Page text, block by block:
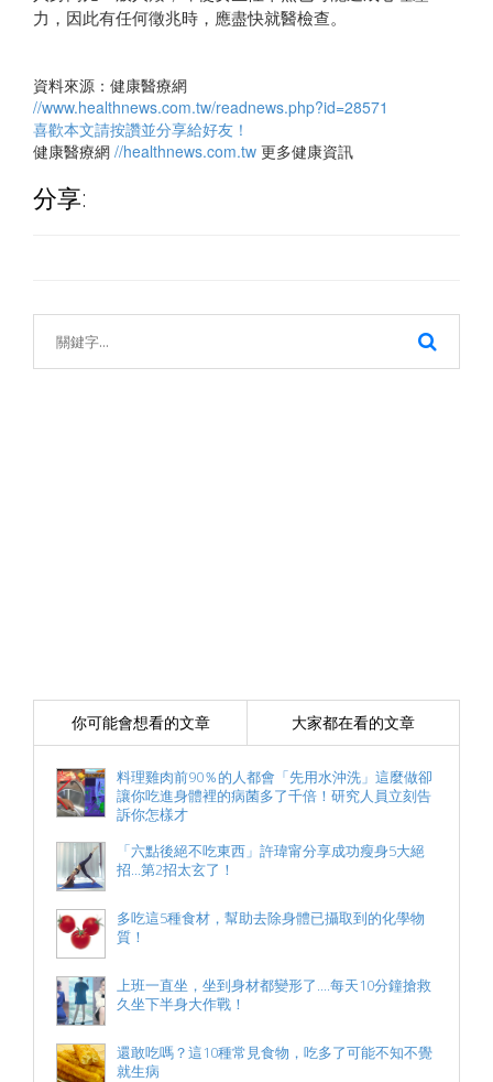
力，因此有任何徵兆時，應盡快就醫檢查。
資料來源：健康醫療網
//www.healthnews.com.tw/readnews.php?id=28571
喜歡本文請按讚並分享給好友！
健康醫療網 //healthnews.com.tw 更多健康資訊
分享:
你可能會想看的文章 大家都在看的文章
料理雞肉前90％的人都會「先用水沖洗」這麼做卻
讓你吃進身體裡的病菌多了千倍！研究人員立刻告
訴你怎樣才
「六點後絕不吃東西」許瑋甯分享成功瘦身5大絕
招...第2招太玄了！
多吃這5種食材，幫助去除身體已攝取到的化學物
質！
上班一直坐，坐到身材都變形了....每天10分鐘搶救
久坐下半身大作戰！
還敢吃嗎？這10種常見食物，吃多了可能不知不覺
就生病